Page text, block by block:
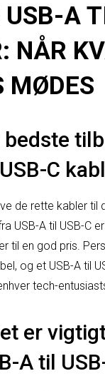
USB-A
NÅR
MØDES
bedste
C
de rette kabler til
USB-A til USB-C
til en god pris.
og et USB-A til
tech-
er
A til